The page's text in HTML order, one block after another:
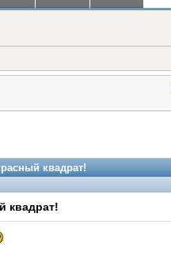
квадрат!
квадрат!